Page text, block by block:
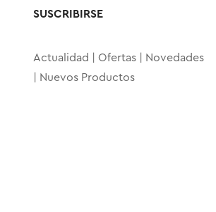
SUSCRIBIRSE
Actualidad | Ofertas | Novedades
| Nuevos Productos